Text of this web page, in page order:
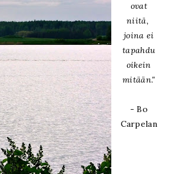
ovat
niitä,
joina ei
tapahdu
oikein
mitään."
- Bo
Carpelan